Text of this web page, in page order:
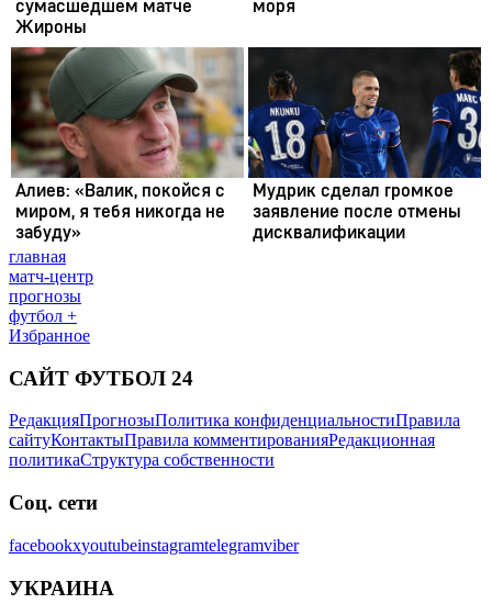
главная
матч-центр
прогнозы
футбол +
Избранное
САЙТ ФУТБОЛ 24
РедакцияПрогнозыПолитика конфиденциальностиПравила
сайтуКонтактыПравила комментированияРедакционная
политикаСтруктура собственности
Соц. сети
facebookxyoutubeinstagramtelegramviber
УКРАИНА